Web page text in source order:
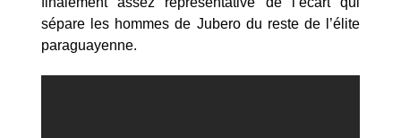
sépare les hommes de Jubero du reste de l’élite
paraguayenne.